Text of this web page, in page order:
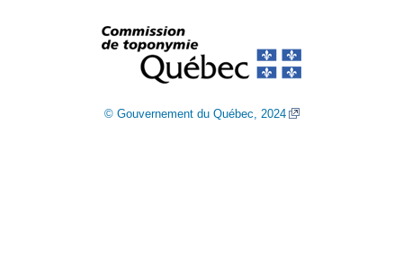
© Gouvernement du Québec, 2024